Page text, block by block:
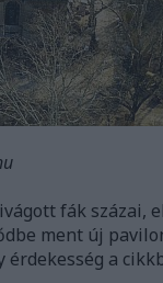
fák százai,
ment új
érdekesség a